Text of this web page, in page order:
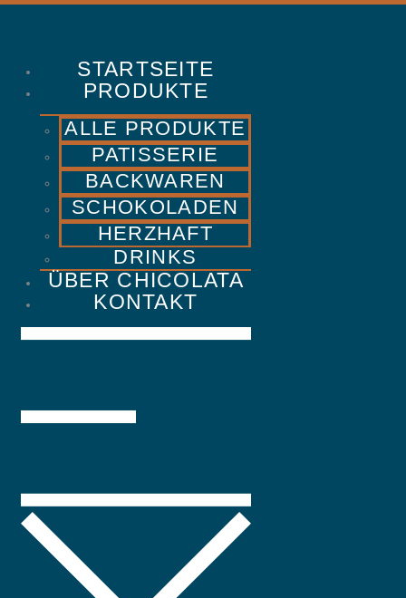
STARTSEITE
PRODUKTE
ALLE PRODUKTE
PATISSERIE
BACKWAREN
SCHOKOLADEN
HERZHAFT
DRINKS
ÜBER CHICOLATA
KONTAKT
Chicolata
CHOCOLATE PARADISE
STARTSEITE
PRODUKTE
ÜBER CHICOLATA
KONTAKT